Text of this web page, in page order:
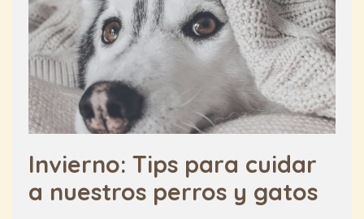
Invierno: Tips para cuidar
a nuestros perros y gatos